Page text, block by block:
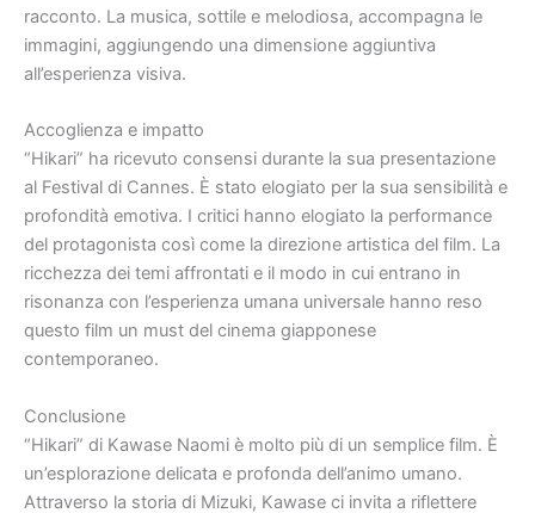
racconto. La musica, sottile e melodiosa, accompagna le
immagini, aggiungendo una dimensione aggiuntiva
all’esperienza visiva.
Accoglienza e impatto
“Hikari” ha ricevuto consensi durante la sua presentazione
al Festival di Cannes. È stato elogiato per la sua sensibilità e
profondità emotiva. I critici hanno elogiato la performance
del protagonista così come la direzione artistica del film. La
ricchezza dei temi affrontati e il modo in cui entrano in
risonanza con l’esperienza umana universale hanno reso
questo film un must del cinema giapponese
contemporaneo.
Conclusione
“Hikari” di Kawase Naomi è molto più di un semplice film. È
un’esplorazione delicata e profonda dell’animo umano.
Attraverso la storia di Mizuki, Kawase ci invita a riflettere